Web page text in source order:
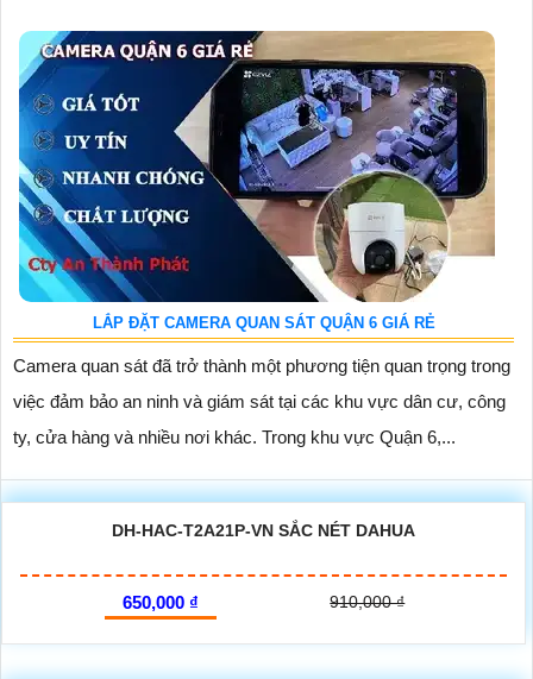
LẮP ĐẶT CAMERA QUAN SÁT QUẬN 6 GIÁ RẺ
Camera quan sát đã trở thành một phương tiện quan trọng trong
việc đảm bảo an ninh và giám sát tại các khu vực dân cư, công
ty, cửa hàng và nhiều nơi khác. Trong khu vực Quận 6,...
DH-HAC-T2A21P-VN SẮC NÉT DAHUA
650,000 ₫ 910,000 ₫